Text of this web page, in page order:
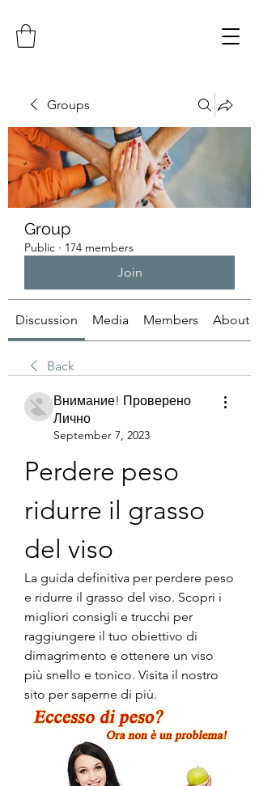
Groups
Group
Public · 174 members
Join
Discussion Media Members About
Back
Внимание! Проверено
Лично
September 7, 2023
Perdere peso
ridurre il grasso
del viso
La guida definitiva per perdere peso
e ridurre il grasso del viso. Scopri i
migliori consigli e trucchi per
raggiungere il tuo obiettivo di
dimagrimento e ottenere un viso
più snello e tonico. Visita il nostro
sito per saperne di più.